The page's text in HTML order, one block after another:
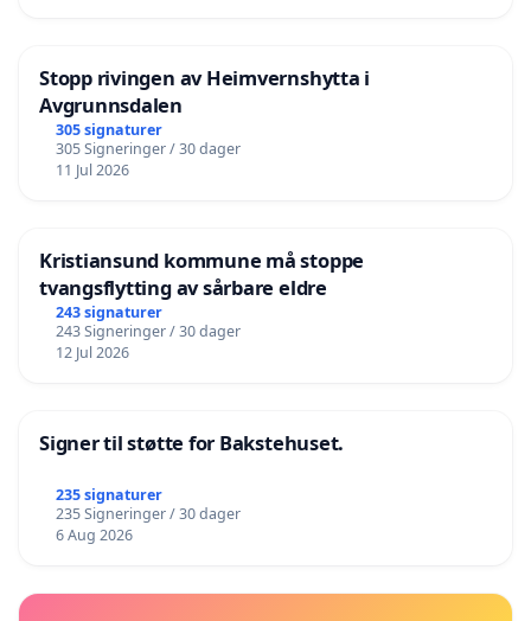
Stopp rivingen av Heimvernshytta i
Avgrunnsdalen
305 signaturer
305 Signeringer / 30 dager
11 Jul 2026
Kristiansund kommune må stoppe
tvangsflytting av sårbare eldre
243 signaturer
243 Signeringer / 30 dager
12 Jul 2026
Signer til støtte for Bakstehuset.
235 signaturer
235 Signeringer / 30 dager
6 Aug 2026